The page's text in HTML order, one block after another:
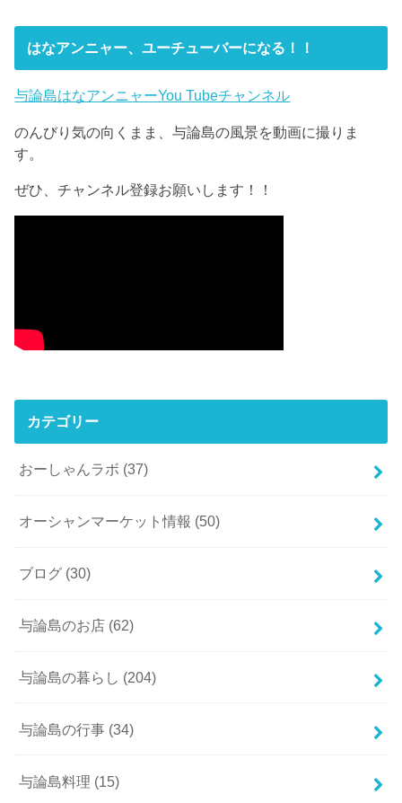
はなアンニャー、ユーチューバーになる！！
与論島はなアンニャーYou Tubeチャンネル
のんびり気の向くまま、与論島の風景を動画に撮りま
す。
ぜひ、チャンネル登録お願いします！！
カテゴリー
おーしゃんラボ (37)
オーシャンマーケット情報 (50)
ブログ (30)
与論島のお店 (62)
与論島の暮らし (204)
与論島の行事 (34)
与論島料理 (15)